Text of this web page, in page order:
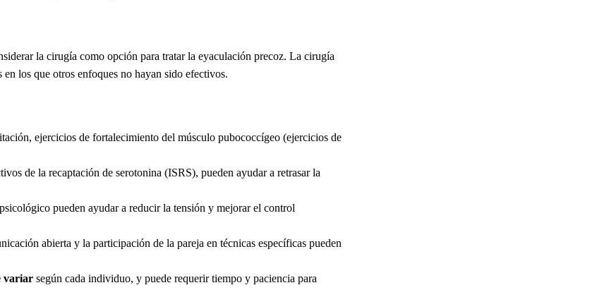
la cirugía como opción para tratar la eyaculación precoz. La cirugía
los que otros enfoques no hayan sido efectivos.
ejercicios de fortalecimiento del músculo pubococcígeo (ejercicios de
de la recaptación de serotonina (ISRS), pueden ayudar a retrasar la
pueden ayudar a reducir la tensión y mejorar el control
abierta y la participación de la pareja en técnicas específicas pueden
variar según cada individuo, y puede requerir tiempo y paciencia para